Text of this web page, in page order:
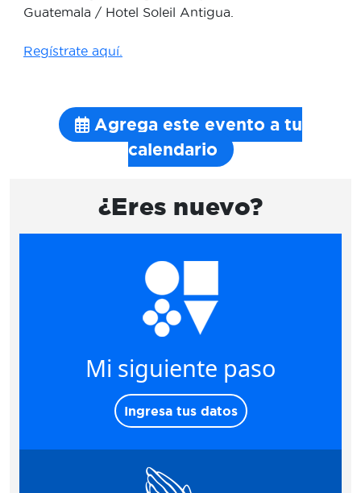
Guatemala / Hotel Soleil Antigua.
Regístrate aquí.
Agrega este evento a tu
calendario
¿Eres nuevo?
Mi siguiente paso
Ingresa tus datos